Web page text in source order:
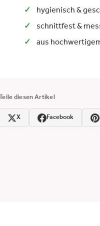
hygienisch &
schnittfest &
aus
Teile diesen Artikel
X Facebook